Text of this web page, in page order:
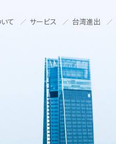
て サービス 台湾進出